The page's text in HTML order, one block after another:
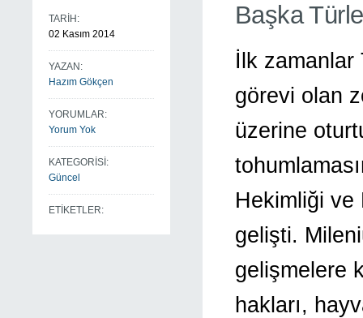
TARİH:
02 Kasım 2014
YAZAN:
Hazım Gökçen
YORUMLAR:
Yorum Yok
KATEGORİSİ:
Güncel
ETİKETLER:
Başka
İlk zamanlar
görevi olan
üzerine
Hekimliği ve
gelişti.
gelişmelere
hakları,